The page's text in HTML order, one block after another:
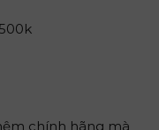
chính hãng mà